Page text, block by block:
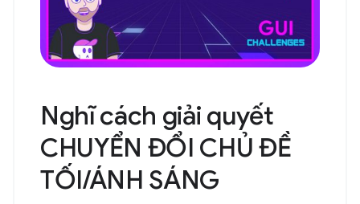
Nghĩ cách giải quyết
CHUYỂN ĐỔI CHỦ ĐỀ
TỐI/ÁNH SÁNG